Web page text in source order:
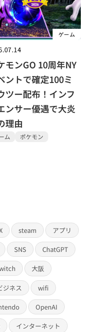
ゲーム
モンGO 10周年NY
ントで確定100ミ
ツー配布！インフ
ンサー優遇で大炎
理由
ム ポケモン
steam アプリ
SNS ChatGPT
大阪
ジネス wifi
OpenAI
インターネット